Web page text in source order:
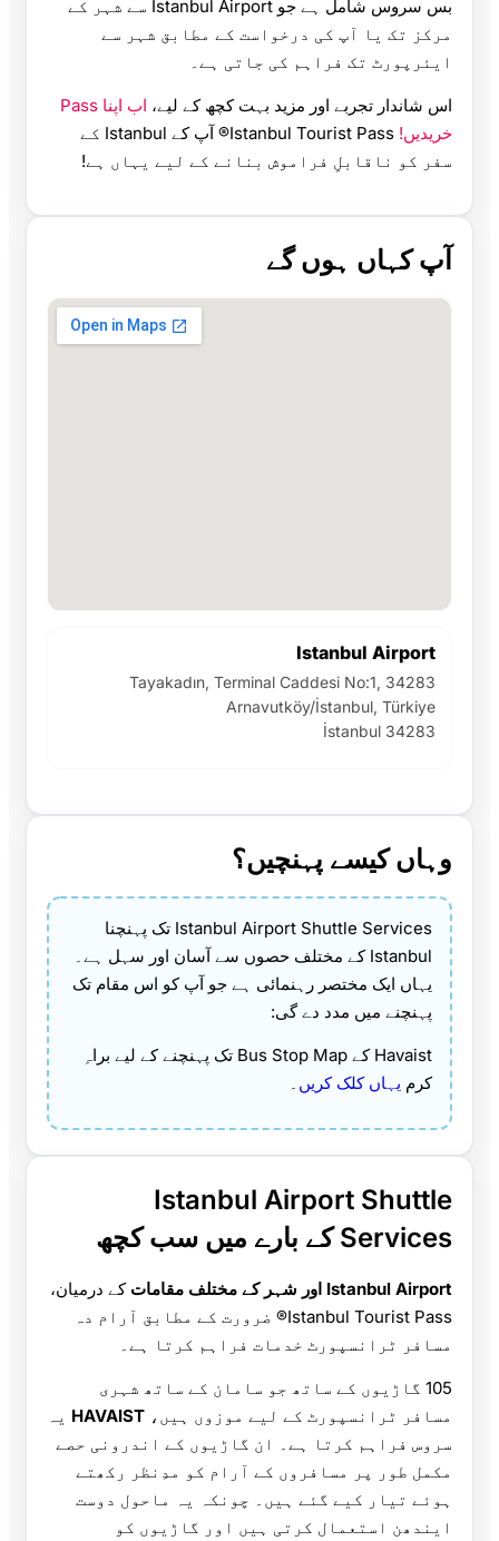
بس سروس شامل ہے جو Istanbul Airport سے شہر کے
مرکز تک یا آپ کی درخواست کے مطابق شہر سے
ایئرپورٹ تک فراہم کی جاتی ہے۔
اس شاندار تجربے اور مزید بہت کچھ کے لیے،
اب اپنا Pass
خریدیں!
Istanbul Tourist Pass® آپ کے Istanbul کے
سفر کو ناقابلِ فراموش بنانے کے لیے یہاں ہے!
آپ کہاں ہوں گے
Istanbul Airport
Tayakadın, Terminal Caddesi No:1, 34283
Arnavutköy/İstanbul, Türkiye
İstanbul 34283
وہاں کیسے پہنچیں؟
Istanbul Airport Shuttle Services تک پہنچنا
Istanbul کے مختلف حصوں سے آسان اور سہل ہے۔
یہاں ایک مختصر رہنمائی ہے جو آپ کو اس مقام تک
پہنچنے میں مدد دے گی:
Havaist کے Bus Stop Map تک پہنچنے کے لیے براہِ
کرم یہاں کلک کریں ۔
Istanbul Airport Shuttle
Services کے بارے میں سب کچھ
Istanbul Airport اور شہر کے مختلف مقامات
کے درمیان،
Istanbul Tourist Pass® ضرورت کے مطابق آرام دہ
مسافر ٹرانسپورٹ خدمات فراہم کرتا ہے۔
105 گاڑیوں کے ساتھ جو سامان کے ساتھ شہری
مسافر ٹرانسپورٹ کے لیے موزوں ہیں، HAVAIST یہ
سروس فراہم کرتا ہے۔ ان گاڑیوں کے اندرونی حصے
مکمل طور پر مسافروں کے آرام کو مدِنظر رکھتے
ہوئے تیار کیے گئے ہیں۔ چونکہ یہ ماحول دوست
ایندھن استعمال کرتی ہیں اور گاڑیوں کو